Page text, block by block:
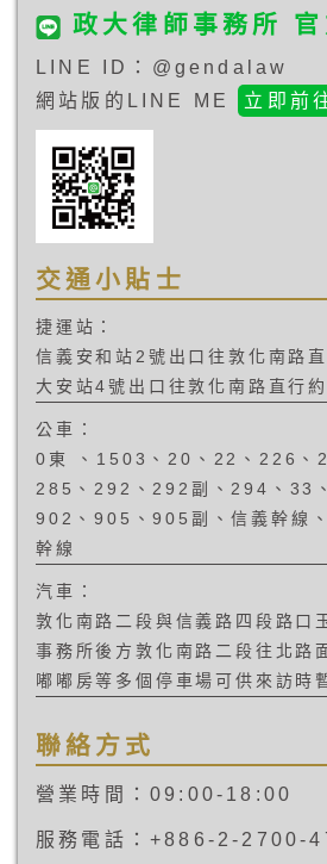
政大律師事務所
LINE ID：@gendalaw
網站版的LINE ME
立即前
交通小貼士
捷運站：
信義安和站2號出口往敦化南路
大安站4號出口往敦化南路直行
公車：
0東 、1503、20、22、226、
285、292、292副、294、33
902、905、905副、信義幹線
幹線
汽車：
敦化南路二段與信義路四段路口
事務所後方敦化南路二段往北路
嘟嘟房等多個停車場可供來訪時
聯絡方式
營業時間：09:00-18:00
服務電話：+886-2-2700-